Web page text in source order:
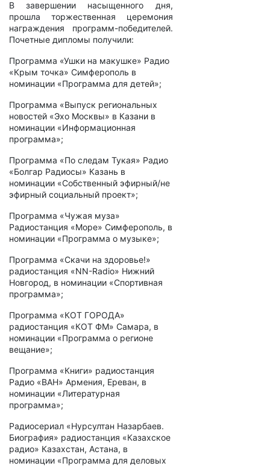
В завершении насыщенного дня,
прошла торжественная церемония
награждения программ-победителей.
Почетные дипломы получили:
Программа «Ушки на макушке» Радио
«Крым точка» Симферополь в
номинации «Программа для детей»;
Программа «Выпуск региональных
новостей «Эхо Москвы» в Казани в
номинации «Информационная
программа»;
Программа «По следам Тукая» Радио
«Болгар Радиосы» Казань в
номинации «Собственный эфирный/не
эфирный социальный проект»;
Программа «Чужая муза»
Радиостанция «Море» Симферополь, в
номинации «Программа о музыке»;
Программа «Скачи на здоровье!»
радиостанция «NN-Radio» Нижний
Новгород, в номинации «Спортивная
программа»;
Программа «КОТ ГОРОДА»
радиостанция «КОТ ФМ» Самара, в
номинации «Программа о регионе
вещание»;
Программа «Книги» радиостанция
Радио «ВАН» Армения, Ереван, в
номинации «Литературная
программа»;
Радиосериал «Нурсултан Назарбаев.
Биография» радиостанция «Казахское
радио» Казахстан, Астана, в
номинации «Программа для деловых